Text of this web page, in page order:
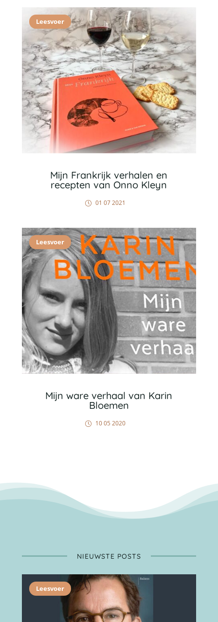
Leesvoer
Mijn Frankrijk verhalen en
recepten van Onno Kleyn
01 07 2021
Leesvoer
Mijn ware verhaal van Karin
Bloemen
10 05 2020
NIEUWSTE POSTS
Leesvoer